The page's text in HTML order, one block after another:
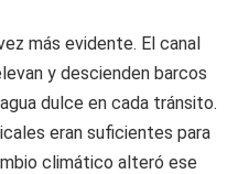
más evidente. El canal
y descienden barcos
dulce en cada tránsito.
eran suficientes para
climático alteró ese